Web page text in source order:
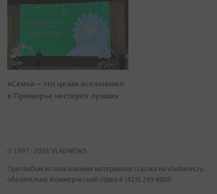
«Семья – это целая вселенная»:
в Приморье чествуют лучших
© 1997 - 2026 VLADNEWS
При любом использовании материалов ссылка на vladnews.ru
обязательна. Коммерческий отдел 8 (423) 249-8800